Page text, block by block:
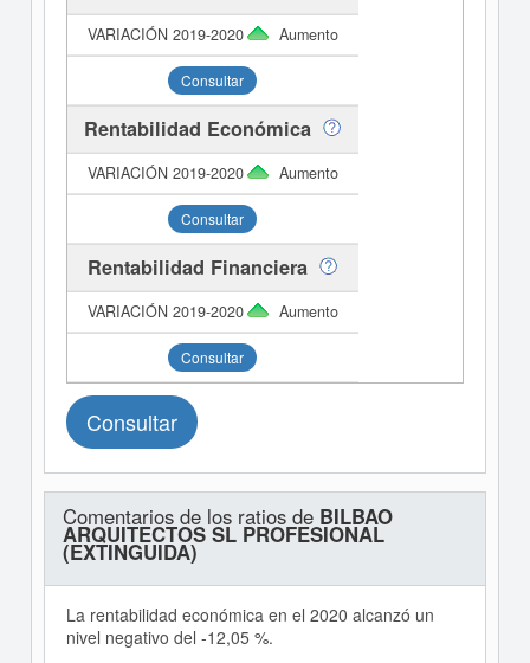
Aumento
Consultar
Rentabilidad Económica
Aumento
Consultar
Rentabilidad Financiera
Aumento
Consultar
Consultar
Comentarios de los ratios de BILBAO
ARQUITECTOS SL PROFESIONAL
(EXTINGUIDA)
La rentabilidad económica en el 2020 alcanzó un
nivel negativo del -12,05 %.